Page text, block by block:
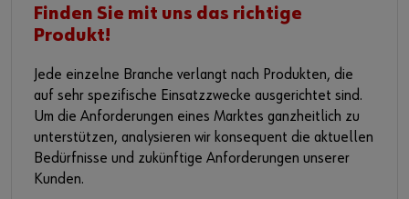
Finden Sie mit uns das richtige
Produkt!
Jede einzelne Branche verlangt nach Produkten, die
auf sehr spezifische Einsatzzwecke ausgerichtet sind.
Um die Anforderungen eines Marktes ganzheitlich zu
unterstützen, analysieren wir konsequent die aktuellen
Bedürfnisse und zukünftige Anforderungen unserer
Kunden.